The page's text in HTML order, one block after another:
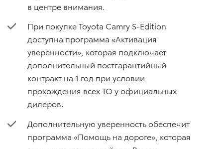
в центре внимания.
При покупке Toyota Camry S-Edition
доступна программа «Активация
уверенности», которая подключает
дополнительный постгарантийный
контракт на 1 год при условии
прохождения всех ТО у официальных
дилеров.
Дополнительную уверенность обеспечит
программа «Помощь на дороге», которая